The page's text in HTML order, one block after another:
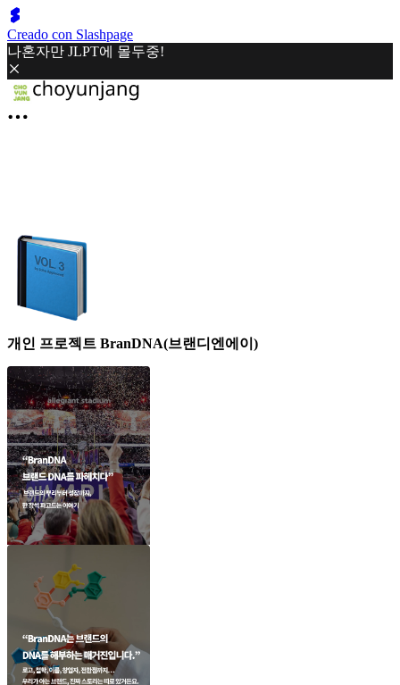
Creado con Slashpage
나혼자만 JLPT에 몰두중!
개인 프로젝트 BranDNA(브랜디엔에이)